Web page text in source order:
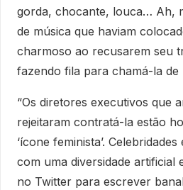
gorda, chocante, louca… Ah,
de música que haviam
charmoso ao recusarem seu
fazendo fila para chamá-la de
“Os diretores executivos que
rejeitaram contratá-la estão
‘ícone feminista’.
com uma diversidade artificial
no Twitter para escrever